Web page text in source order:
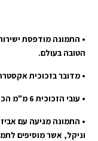
הטובה בעולם.
• מדובר בזכוכית
• עובי הזכוכית 6 מ"מ הכולל 4-6 חורים לתלייה מהירה ובטוחה.
• התמונה מגיעה עם